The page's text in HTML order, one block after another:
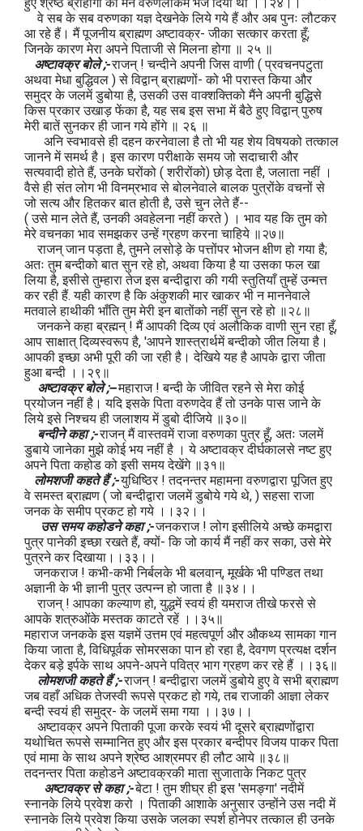
वे सब के सब वरुणका यज्ञ देखनेके लिये गये हैं और अब पुनः लौटकर
आ रहे हैं। मैं पूजनीय ब्राह्मण अष्टावक्र- जीका सत्कार करता हूँ;
जिनके कारण मेरा अपने पिताजी से मिलना होगा ॥ २५ ॥
अष्टावक्र बोले ;-राजन् ! चन्दीने अपनी जिस वाणी ( प्रवचनपटुता
अथवा मेधा बुद्धिवल ) से विद्वान् ब्राह्मणों- को भी परास्त किया और
समुद्र के जलमें डुबोया है, उसकी उस वाक्शक्तिको मैंने अपनी बुद्धिसे
किस प्रकार उखाड़ फेंका है, यह सब इस सभा में बैठे हुए विद्वान् पुरुष
मेरी बातें सुनकर ही जान गये होंगे ॥ २६ ॥
अनि स्वभावसे ही दहन करनेवाला है तो भी यह शेय विषयको तत्काल
जानने में समर्थ है। इस कारण परीक्षाके समय जो सदाचारी और
सत्यवादी होते हैं, उनके घरोंको ( शरीरोंको) छोड़ देता है, जलाता नहीं ।
वैसे ही संत लोग भी विनम्रभाव से बोलनेवाले बालक पुत्रोंके वचनों से
जो सत्य और हितकर बात होती है, उसे चुन लेते हैं--
( उसे मान लेते हैं, उनकी अवहेलना नहीं करते ) । भाव यह कि तुम को
मेरे वचनका भाव समझकर उन्हें ग्रहण करना चाहिये ॥२७॥
राजन् जान पड़ता है, तुमने लसोड़े के पत्तोंपर भोजन क्षीण हो गया है;
अतः तुम बन्दीको बात सुन रहे हो, अथवा किया है या उसका फल खा
लिया है, इसीसे तुम्हारा तेज इस बन्दीद्वारा की गयी स्तुतियाँ तुम्हें उन्मत्त
कर रही हैं. यही कारण है कि अंकुशकी मार खाकर भी न माननेवाले
मतवाले हाथीकी भाँति तुम मेरी इन बातोंको नहीं सुन रहे हो ॥२८॥
जनकने कहा ब्रह्मन् ! मैं आपकी दिव्य एवं अलौकिक वाणी सुन रहा हूँ,
आप साक्षात् दिव्यस्वरूप है, 'आपने शास्त्रार्थमें बन्दीको जीत लिया है।
आपकी इच्छा अभी पूरी की जा रही है। देखिये यह है आपके द्वारा जीता
हुआ बन्दी ।।२९॥
अष्टावक्र बोले ;--महाराज ! बन्दी के जीवित रहने से मेरा कोई
प्रयोजन नहीं है। यदि इसके पिता वरुणदेव हैं तो उनके पास जाने के
लिये इसे निश्चय ही जलाशय में डुबो दीजिये ॥३०॥
बन्दीने कहा ;-राजन् मैं वास्तवमें राजा वरुणका पुत्र हूँ, अतः जलमें
डुबाये जानेका मुझे कोई भय नहीं है । ये अष्टावक्र दीर्घकालसे नष्ट हुए
अपने पिता कहोड को इसी समय देखेंगे ॥३१॥
लोमशजी कहते हैं ;-युधिष्ठिर ! तदनन्तर महामना वरुणद्वारा पूजित हुए
वे समस्त ब्राह्मण ( जो बन्दीद्वारा जलमें डुबोये गये थे, ) सहसा राजा
जनक के समीप प्रकट हो गये ।।३२।।
उस समय कहोडने कहा ;-जनकराज ! लोग इसीलिये अच्छे कमद्वारा
पुत्र पानेकी इच्छा रखते हैं, क्यों- कि जो कार्य मैं नहीं कर सका, उसे मेरे
पुत्रने कर दिखाया।।३३।।
जनकराज ! कभी-कभी निर्बलके भी बलवान्, मूर्खके भी पण्डित तथा
अज्ञानी के भी ज्ञानी पुत्र उत्पन्न हो जाता है ॥३४।।
राजन् ! आपका कल्याण हो, युद्धमें स्वयं ही यमराज तीखे फरसे से
आपके शत्रुओंके मस्तक काटते रहें ।।३५॥
महाराज जनकके इस यज्ञमें उत्तम एवं महत्वपूर्ण और औकथ्य सामका गान
किया जाता है, विधिपूर्वक सोमरसका पान हो रहा है, देवगण प्रत्यक्ष दर्शन
देकर बड़े इर्पके साथ अपने-अपने पवित्र भाग ग्रहण कर रहे हैं ।।३६॥
लोमशजी कहते हैं ;-राजन् ! बन्दीद्वारा जलमें डुबोये हुए वे सभी ब्राह्मण
जब वहाँ अधिक तेजस्वी रूपसे प्रकट हो गये, तब राजाकी आज्ञा लेकर
बन्दी स्वयं ही समुद्र- के जलमें समा गया ।।३७।।
अष्टावक्र अपने पिताकी पूजा करके स्वयं भी दूसरे ब्राह्मणोंद्वारा
यथोचित रूपसे सम्मानित हुए और इस प्रकार बन्दीपर विजय पाकर पिता
एवं मामा के साथ अपने श्रेष्ठ आश्रमपर ही लौट आये ॥३८॥
तदनन्तर पिता कहोडने अष्टावक्रकी माता सुजाताके निकट पुत्र
अष्टावक्र से कहा ;-बेटा ! तुम शीघ्र ही इस 'समङ्गा' नदीमें
स्नानके लिये प्रवेश करो । पिताकी आशाके अनुसार उन्होंने उस नदी में
स्नानके लिये प्रवेश किया उसके जलका स्पर्श होनेपर तत्काल ही उनके